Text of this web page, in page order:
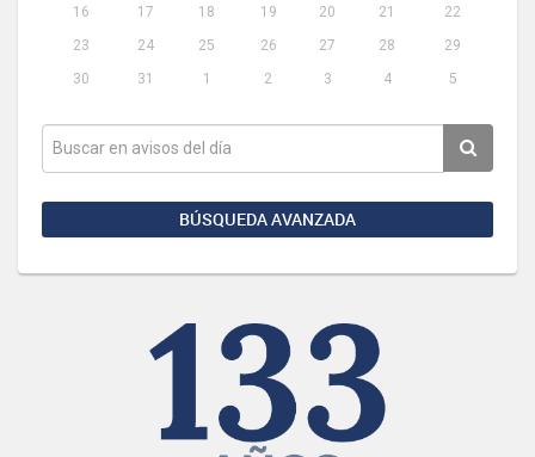
16
17 18 19 20 21
22
23
24 25 26 27 28
29
30
31 1 2 3 4 5
BÚSQUEDA AVANZADA